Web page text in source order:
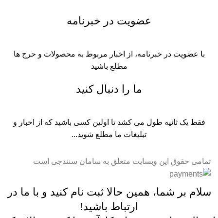
عضویت در خبرنامه
با عضویت در خبرنامه، از اخبار مربوط به محصولات و حرج ها
مطلع باشید
ما را دنبال کنید
فقط یک ثانیه طول می کشد تا اولین کسی باشید که از اخبار و
تبلیغات ما مطلع شوید...​
تمامی حقوق این وبسایت متعلق به سامان سنندجی است
سلام بر شما، همین حالا ثبت نام کنید و با ما در
ارتباط باشید!